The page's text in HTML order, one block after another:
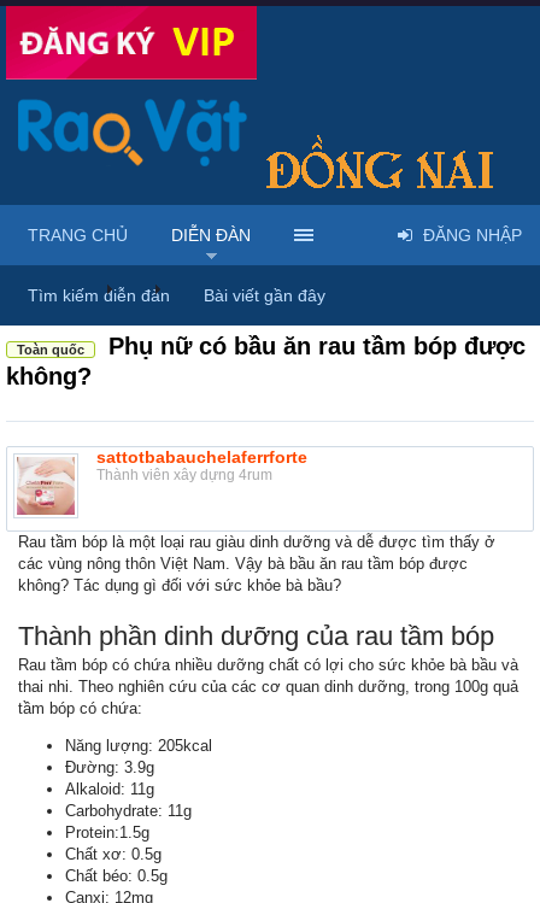
Diễn đàn ... Rao vặt tổng hợp - Uy tín - Miễn phí
Toàn quốc
Phụ nữ có bầu ăn rau tầm bóp được
không?
sattotbabauchelaferrforte
Thành viên xây dựng 4rum
Rau tầm bóp là một loại rau giàu dinh dưỡng và dễ được tìm thấy ở
các vùng nông thôn Việt Nam. Vậy bà bầu ăn rau tầm bóp được
không? Tác dụng gì đối với sức khỏe bà bầu?
Thành phần dinh dưỡng của rau tầm bóp
Rau tầm bóp có chứa nhiều dưỡng chất có lợi cho sức khỏe bà bầu và
thai nhi. Theo nghiên cứu của các cơ quan dinh dưỡng, trong 100g quả
tầm bóp có chứa:
Năng lượng: 205kcal
Đường: 3.9g
Alkaloid: 11g
Carbohydrate: 11g
Protein:1.5g
Chất xơ: 0.5g
Chất béo: 0.5g
Canxi: 12mg
TRANG CHỦ DIỄN ĐÀN
Tìm kiếm diễn đàn Bài viết gần đây
ĐĂNG NHẬP